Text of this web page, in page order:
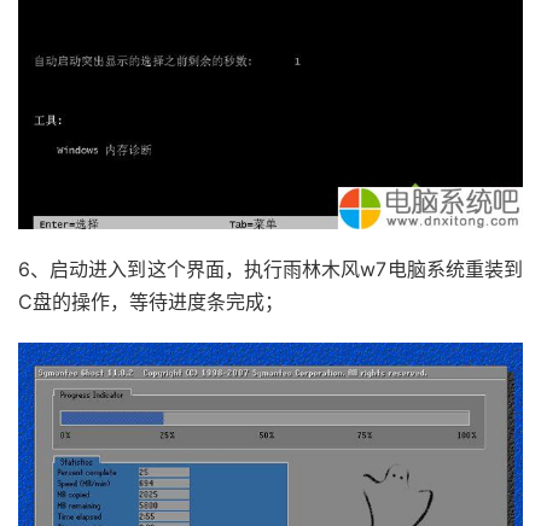
6、启动进入到这个界面，执行雨林木风w7电脑系统重装到
C盘的操作，等待进度条完成；